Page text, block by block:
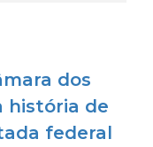
dos
história de
federal